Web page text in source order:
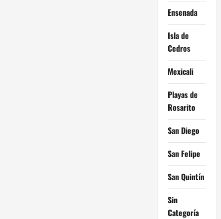
Ensenada
Isla de
Cedros
Mexicali
Playas de
Rosarito
San Diego
San Felipe
San Quintín
Sin
Categoría